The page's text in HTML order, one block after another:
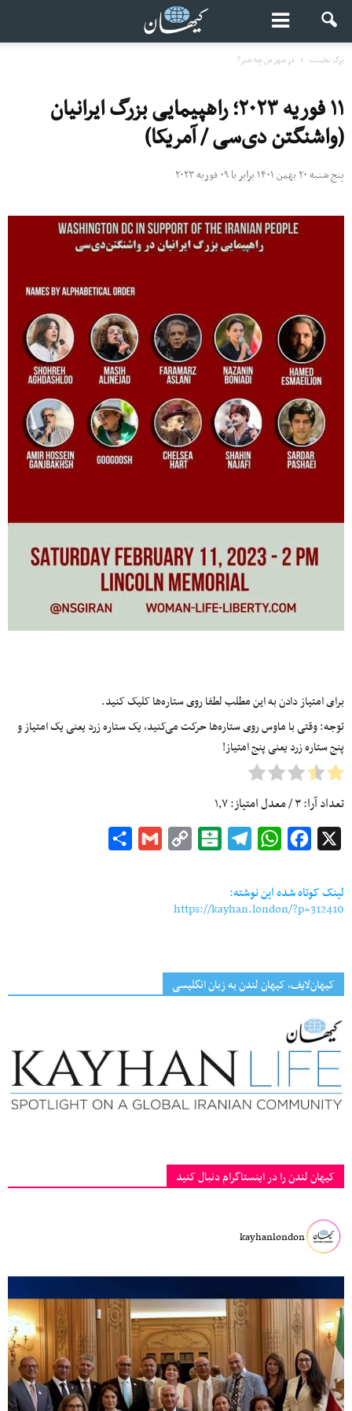
برگ نخست در شهر من چه خبر؟
۱۱ فوریه ۲۰۲۳؛ راهپیمایی بزرگ ایرانیان
(واشنگتن دی‌سی / آمریکا)
پنج شنبه ۲۰ بهمن ۱۴۰۱ برابر با ۰۹ فوریه ۲۰۲۳
برای امتیاز دادن به این مطلب لطفا روی ستاره‌ها کلیک کنید.
توجه: وقتی با ماوس روی ستاره‌ها حرکت می‌کنید، یک ستاره زرد یعنی یک امتیاز و
پنج ستاره زرد یعنی پنج امتیاز!
تعداد آرا:۳/ معدل امتیاز:۱٫۷
Facebook
WhatsApp
Telegram
Balatarin
Copy
Gmail
لینک کوتاه شده این نوشته:
https://kayhan.london/?p=312410
کیهان‌لایف، کیهان لندن به زبان انگلیسی
کیهان لندن را در اینستاگرام دنبال کنید
kayhanlondon